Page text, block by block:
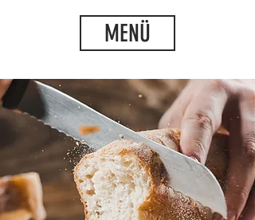
MENÜ